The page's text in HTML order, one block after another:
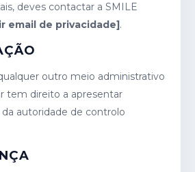
deves contactar a SMILE
email de privacidade].
outro meio administrativo
tem direito a apresentar
autoridade de controlo